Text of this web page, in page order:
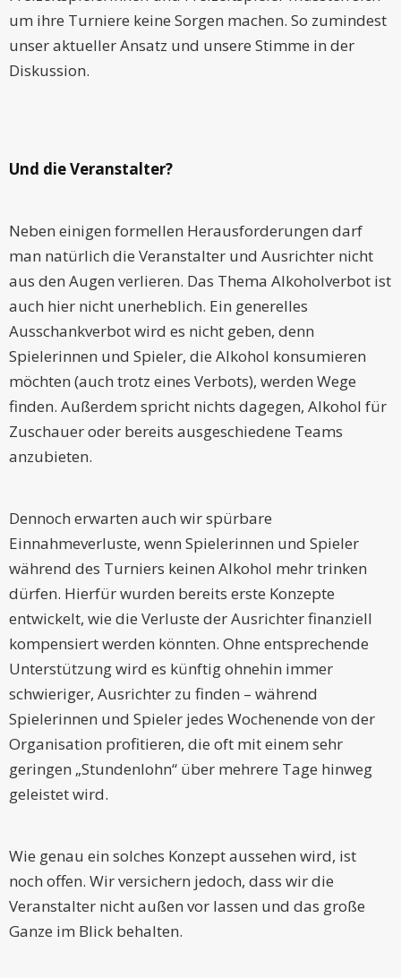
um ihre Turniere keine Sorgen machen. So zumindest
unser aktueller Ansatz und unsere Stimme in der
Diskussion.
Und die Veranstalter?
Neben einigen formellen Herausforderungen darf
man natürlich die Veranstalter und Ausrichter nicht
aus den Augen verlieren. Das Thema Alkoholverbot ist
auch hier nicht unerheblich. Ein generelles
Ausschankverbot wird es nicht geben, denn
Spielerinnen und Spieler, die Alkohol konsumieren
möchten (auch trotz eines Verbots), werden Wege
finden. Außerdem spricht nichts dagegen, Alkohol für
Zuschauer oder bereits ausgeschiedene Teams
anzubieten.
Dennoch erwarten auch wir spürbare
Einnahmeverluste, wenn Spielerinnen und Spieler
während des Turniers keinen Alkohol mehr trinken
dürfen. Hierfür wurden bereits erste Konzepte
entwickelt, wie die Verluste der Ausrichter finanziell
kompensiert werden könnten. Ohne entsprechende
Unterstützung wird es künftig ohnehin immer
schwieriger, Ausrichter zu finden – während
Spielerinnen und Spieler jedes Wochenende von der
Organisation profitieren, die oft mit einem sehr
geringen „Stundenlohn“ über mehrere Tage hinweg
geleistet wird.
Wie genau ein solches Konzept aussehen wird, ist
noch offen. Wir versichern jedoch, dass wir die
Veranstalter nicht außen vor lassen und das große
Ganze im Blick behalten.